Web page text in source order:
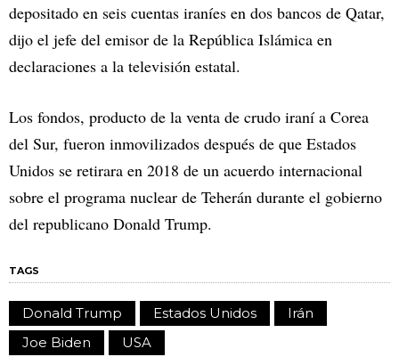
depositado en seis cuentas iraníes en dos bancos de Qatar,
dijo el jefe del emisor de la República Islámica en
declaraciones a la televisión estatal.
Los fondos, producto de la venta de crudo iraní a Corea
del Sur, fueron inmovilizados después de que Estados
Unidos se retirara en 2018 de un acuerdo internacional
sobre el programa nuclear de Teherán durante el gobierno
del republicano Donald Trump.
TAGS
Donald Trump Estados Unidos
Irán
Joe Biden
USA